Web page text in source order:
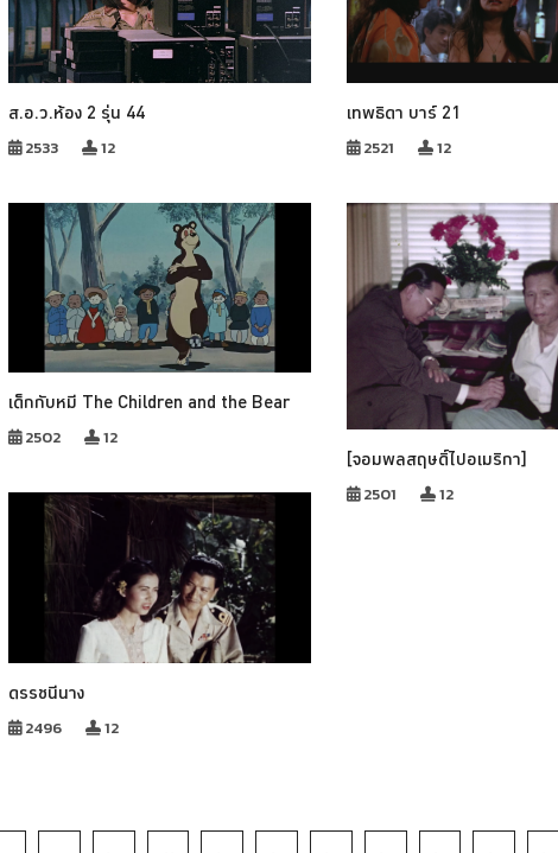
ส.อ.ว.ห้อง 2 รุ่น 44
2533 12
เทพธิดา บาร์ 21
2521 12
เด็กกับหมี The Children and the Bear
2502 12
[จอมพลสฤษดิ์ไปอเมริกา]
2501 12
ดรรชนีนาง
2496 12